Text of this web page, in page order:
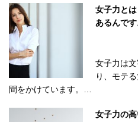
女子力と
あるんです
女子力は
り、モテ
間をかけています。…
女子力の